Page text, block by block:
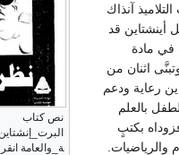
نص كتاب
ة_والعامة
آنذاك
أينشتاين قد
مادة
اثنان من
رعاية ودعم
بالعلم
بكتبٍ
والرياضيات.